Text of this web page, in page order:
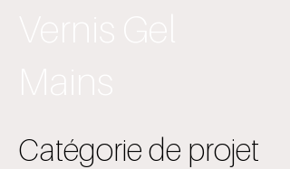
Catégorie de projet